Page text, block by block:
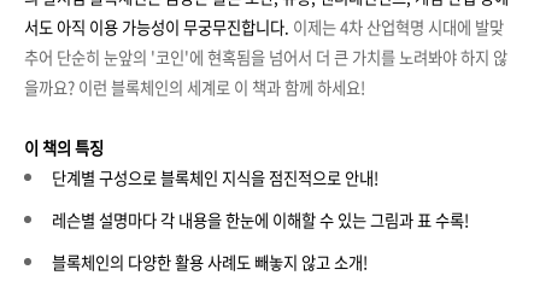
서도 아직 이용 가능성이 무궁무진합니다. 이제는 4차 산업혁명 시대에 발맞
추어 단순히 눈앞의 '코인'에 현혹됨을 넘어서 더 큰 가치를 노려봐야 하지 않
을까요? 이런 블록체인의 세계로 이 책과 함께 하세요!
이 책의 특징
단계별 구성으로 블록체인 지식을 점진적으로 안내!
레슨별 설명마다 각 내용을 한눈에 이해할 수 있는 그림과 표 수록!
블록체인의 다양한 활용 사례도 빼놓지 않고 소개!